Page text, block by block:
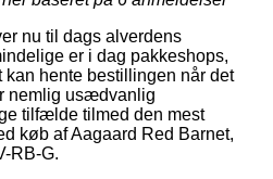
nu til dags alverdens
er i dag pakkeshops,
kan hente bestillingen når det
nemlig usædvanlig
tilfælde tilmed den mest
køb af Aagaard Red Barnet,
RB-G.